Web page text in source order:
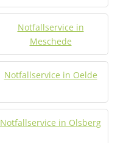
Notfallservice in
Meschede
Notfallservice in Oelde
Notfallservice in Olsberg